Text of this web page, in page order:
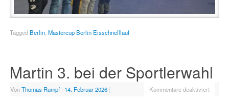
TaggedBerlin, Mastercup Berlin Eisschnelllauf
Martin 3. bei der Sportlerwahl
VonThomas Rumpf | 14. Februar 2026 | Kommentare deaktiviert